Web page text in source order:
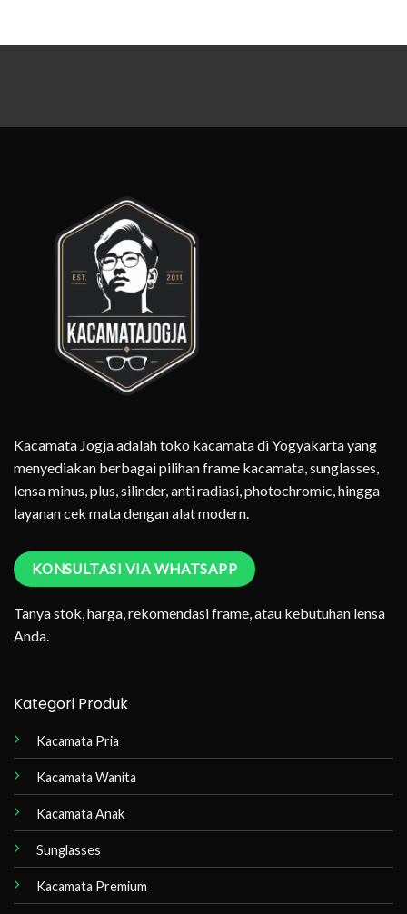
Kacamata Jogja adalah toko kacamata di Yogyakarta yang
menyediakan berbagai pilihan frame kacamata, sunglasses,
lensa minus, plus, silinder, anti radiasi, photochromic, hingga
layanan cek mata dengan alat modern.
KONSULTASI VIA WHATSAPP
Tanya stok, harga, rekomendasi frame, atau kebutuhan lensa
Anda.
Kategori Produk
Kacamata Pria
Kacamata Wanita
Kacamata Anak
Sunglasses
Kacamata Premium